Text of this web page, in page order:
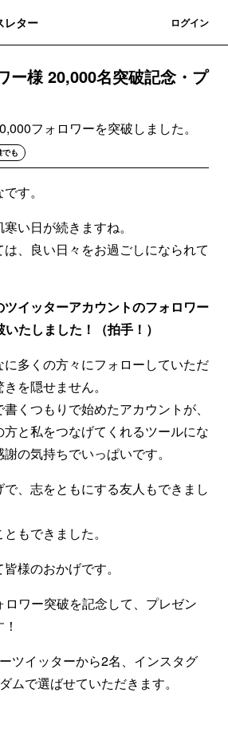
レター ログイン
ー様 20,000名突破記念・プ
フォロワーを突破しました。
でも
す。
い日が続きますね。
、良い日々をお過ごしになられて
イッターアカウントのフォロワー
たしました！（拍手！）
に多くの方々にフォローしていただ
を隠せません。
くつもりで始めたアカウントが、
と私をつなげてくれるツールにな
の気持ちでいっぱいです。
、志をともにする友人もできまし
もできました。
様のおかげです。
ワー突破を記念して、プレゼン
ツイッターから2名、インスタグ
ムで選ばせていただきます。